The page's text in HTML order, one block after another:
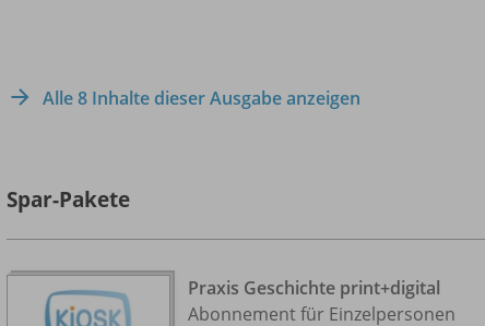
Alle 8 Inhalte dieser Ausgabe anzeigen
Spar-Pakete
Praxis Geschichte print+digital
Abonnement für Einzelpersonen